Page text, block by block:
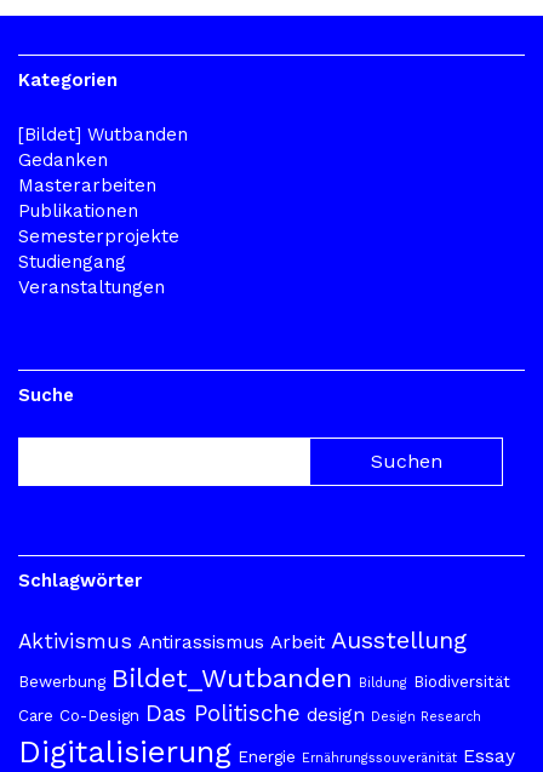
Kategorien
[Bildet] Wutbanden
Gedanken
Masterarbeiten
Publikationen
Semesterprojekte
Studiengang
Veranstaltungen
Suche
Schlagwörter
Aktivismus Antirassismus Arbeit Ausstellung
Bewerbung Bildet_Wutbanden Bildung Biodiversität
Care Co-Design Das Politische design Design Research
Digitalisierung Energie Ernährungssouveränität Essay